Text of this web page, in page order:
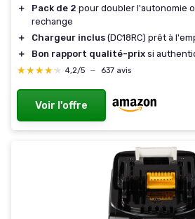
＋
Pack de 2 pour doubler l'autonomie
rechange
＋
Chargeur inclus (DC18RC) prêt à
＋
Bon rapport qualité-prix si
★★★★★
★★★★★ 4,2/5 — 637 avis
Voir l'offre